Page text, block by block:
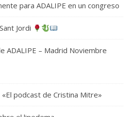
para ADALIPE en un congreso
Jordi
ADALIPE – Madrid Noviembre
podcast de Cristina Mitre»